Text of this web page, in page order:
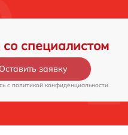
специалистом
Оставить заявку
c политикой конфиденциальности